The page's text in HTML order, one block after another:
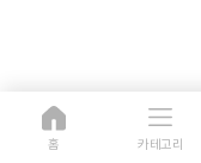
홈 카테고리